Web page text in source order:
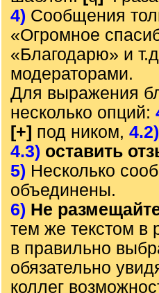
4) Сообщения
«Огромное
«Благодарю» и
модераторами.
Для выражения
несколько опций:
[+] под ником, 4.2)
4.3) оставить
5) Несколько
объединены.
6) Не
тем же текстом в
в правильно
обязательно
коллег